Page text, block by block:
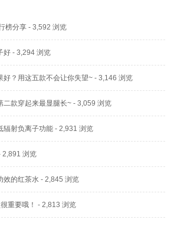
榜分享 - 3,592 浏览
好 - 3,294 浏览
好？用这五款不会让你失望~ - 3,146 浏览
二款穿起来最显腿长~ - 3,059 浏览
辐射负离子功能 - 2,931 浏览
2,891 浏览
效的红茶水 - 2,845 浏览
重要哦！ - 2,813 浏览